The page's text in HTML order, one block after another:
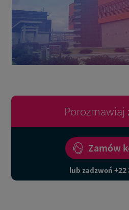
Porozmawiaj
Zamów
lub zadzwoń +22